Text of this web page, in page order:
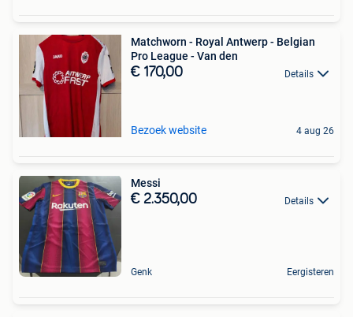
Matchworn - Royal Antwerp - Belgian
Pro League - Van den
€ 170,00 Details
Bezoek website 4 aug 26
Messi
€ 2.350,00 Details
Genk Eergisteren